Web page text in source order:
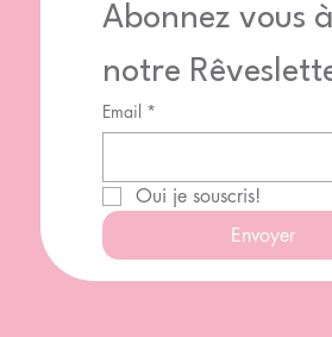
Abonnez vous à
notre
Email *
Oui je souscris!
Envoyer